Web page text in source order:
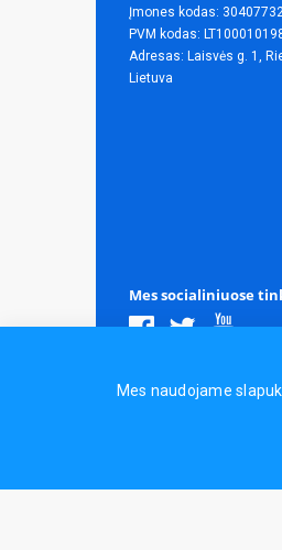
Įmones kodas:
PVM kodas:
Adresas: Laisvės g. 1,
Lietuva
Mes socialiniuose
Sporto ir laisvalaikio
Mes naudojame